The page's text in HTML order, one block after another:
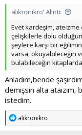
alikronikro' Alıntı:
Evet kardeşim,
çelişkilerle dolu
şeylere karşı bir
varsa, okuyabileceğin
bulabileceğin
Anladım,bende
demişsin alta ataizim,
istedim.
T
p
alikronikro